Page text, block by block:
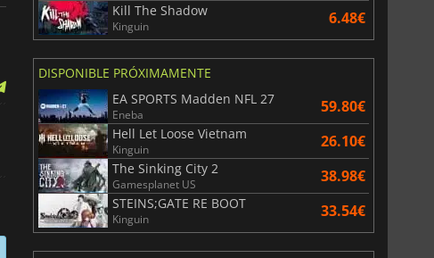
Kill The Shadow
Kinguin 6.48€
DISPONIBLE PRÓXIMAMENTE
EA SPORTS Madden NFL 27
Eneba 59.80€
Hell Let Loose Vietnam
Kinguin 26.10€
The Sinking City 2
Gamesplanet US 38.98€
STEINS;GATE RE BOOT
Kinguin 33.54€